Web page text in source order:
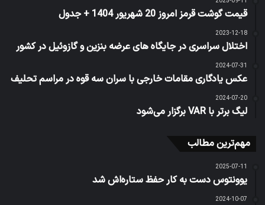
قیمت گوشت قرمز امروز 20 شهریور 1404 + جدول
2023-12-18
اختلال سراسری در جایگاه های عرضه بنزین و گازوئیل در کشور
2024-07-31
عکس یادگاری مقامات خارجی با سران سه قوه در مراسم تحلیف
2024-07-20
لیگ برتر با VAR برگزار می‌شود
مهم‌ترین مطالب
2025-07-11
یوونتوس دست به کار حفظ ستاره‌اش شد
2024-10-07